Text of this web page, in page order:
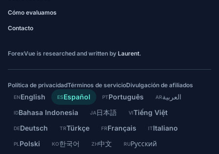
Cómo evaluamos
Contacto
ForexVue is researched and written by Laurent.
Política de privacidadTérminos de servicioDivulgación de afiliados
ENEnglish ESEspañol PTPortuguês ARالعربية
IDBahasa Indonesia JA日本語 VITiếng Việt
DEDeutsch TRTürkçe FRFrançais ITItaliano
PL Polski KO한국어 ZH中文 RUРусский